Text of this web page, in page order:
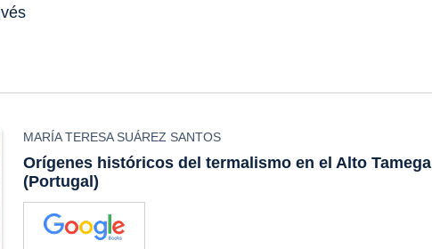
MARÍA TERESA SUÁREZ SANTOS
Orígenes históricos del termalismo en el Alto Tamega
(Portugal)